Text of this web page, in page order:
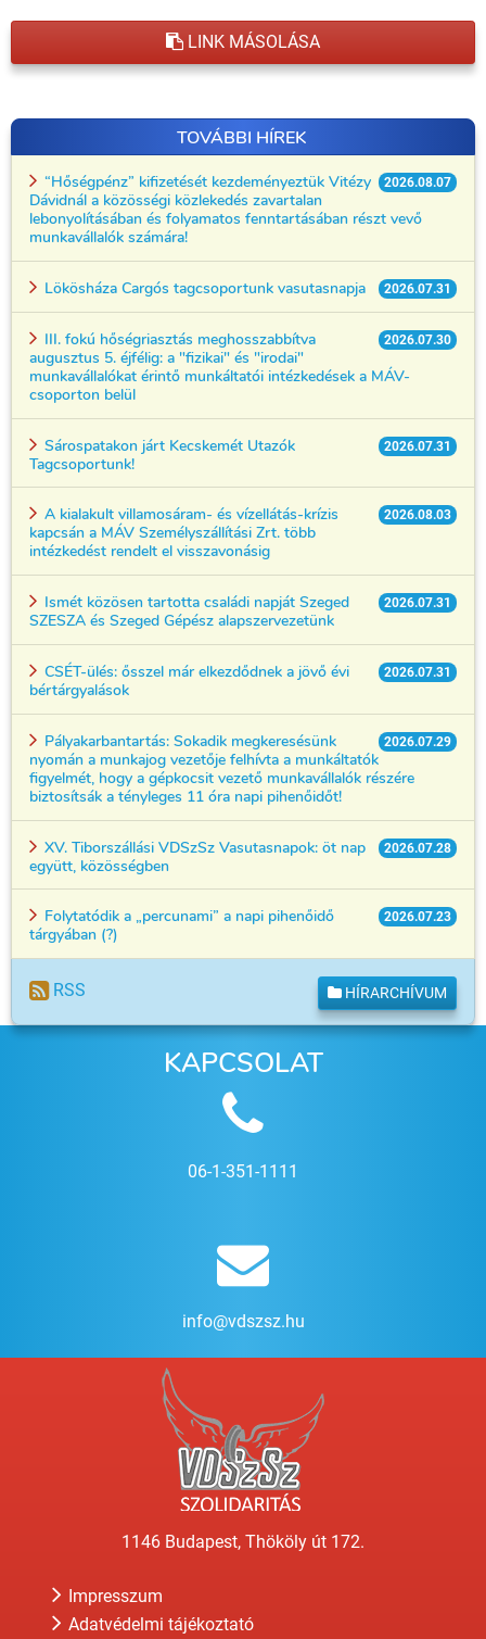
LINK MÁSOLÁSA
TOVÁBBI HÍREK
2026.08.07
“Hőségpénz” kifizetését kezdeményeztük Vitézy
Dávidnál a közösségi közlekedés zavartalan
lebonyolításában és folyamatos fenntartásában részt vevő
munkavállalók számára!
2026.07.31
Lökösháza Cargós tagcsoportunk vasutasnapja
2026.07.30
III. fokú hőségriasztás meghosszabbítva
augusztus 5. éjfélig: a "fizikai" és "irodai"
munkavállalókat érintő munkáltatói intézkedések a MÁV-
csoporton belül
2026.07.31
Sárospatakon járt Kecskemét Utazók
Tagcsoportunk!
2026.08.03
A kialakult villamosáram- és vízellátás-krízis
kapcsán a MÁV Személyszállítási Zrt. több
intézkedést rendelt el visszavonásig
2026.07.31
Ismét közösen tartotta családi napját Szeged
SZESZA és Szeged Gépész alapszervezetünk
2026.07.31
CSÉT-ülés: ősszel már elkezdődnek a jövő évi
bértárgyalások
2026.07.29
Pályakarbantartás: Sokadik megkeresésünk
nyomán a munkajog vezetője felhívta a munkáltatók
figyelmét, hogy a gépkocsit vezető munkavállalók részére
biztosítsák a tényleges 11 óra napi pihenőidőt!
2026.07.28
XV. Tiborszállási VDSzSz Vasutasnapok: öt nap
együtt, közösségben
2026.07.23
Folytatódik a „percunami” a napi pihenőidő
tárgyában (?)
RSS HÍRARCHÍVUM
KAPCSOLAT
06-1-351-1111
info@vdszsz.hu
1146 Budapest, Thököly út 172.
Impresszum
Adatvédelmi tájékoztató